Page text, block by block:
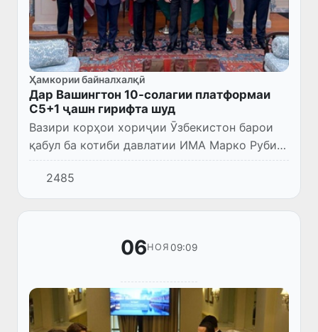
Ҳамкории байналхалқӣ
Дар Вашингтон 10-солагии платформаи
C5+1 ҷашн гирифта шуд
Вазири корҳои хориҷии Ӯзбекистон барои
қабул ба котиби давлатии ИМА Марко Рубио
изҳори сипос кард.
2485
06НОЯ 09:09